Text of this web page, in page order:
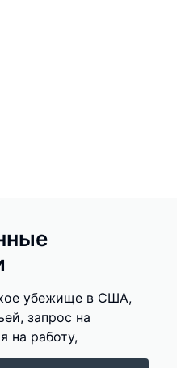
убежище в США,
запрос на
на работу,